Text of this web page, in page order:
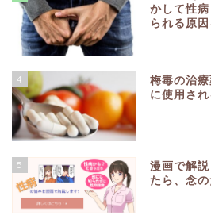
かして性
られる原因
4
梅毒の治
に使用さ
5
漫画で解
たら、念